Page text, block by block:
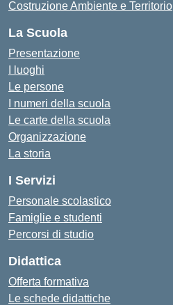
Costruzione Ambiente e Territorio
La Scuola
Presentazione
I luoghi
Le persone
I numeri della scuola
Le carte della scuola
Organizzazione
La storia
I Servizi
Personale scolastico
Famiglie e studenti
Percorsi di studio
Didattica
Offerta formativa
Le schede didattiche